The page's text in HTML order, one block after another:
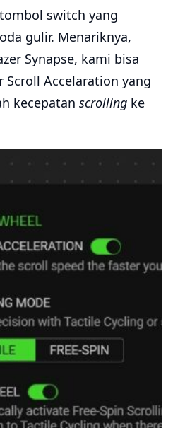
switch yang
gulir. Menariknya,
Synapse, kami bisa
Accelaration yang
kecepatan scrolling ke